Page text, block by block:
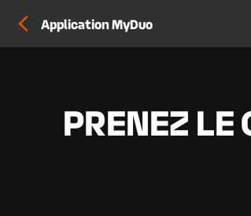
Application MyDuo
PRENEZ LE